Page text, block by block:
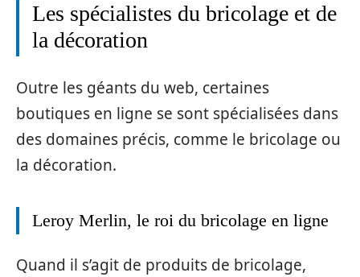
Les spécialistes du bricolage et de
la décoration
Outre les géants du web, certaines
boutiques en ligne se sont spécialisées dans
des domaines précis, comme le bricolage ou
la décoration.
Leroy Merlin, le roi du bricolage en ligne
Quand il s’agit de produits de bricolage,